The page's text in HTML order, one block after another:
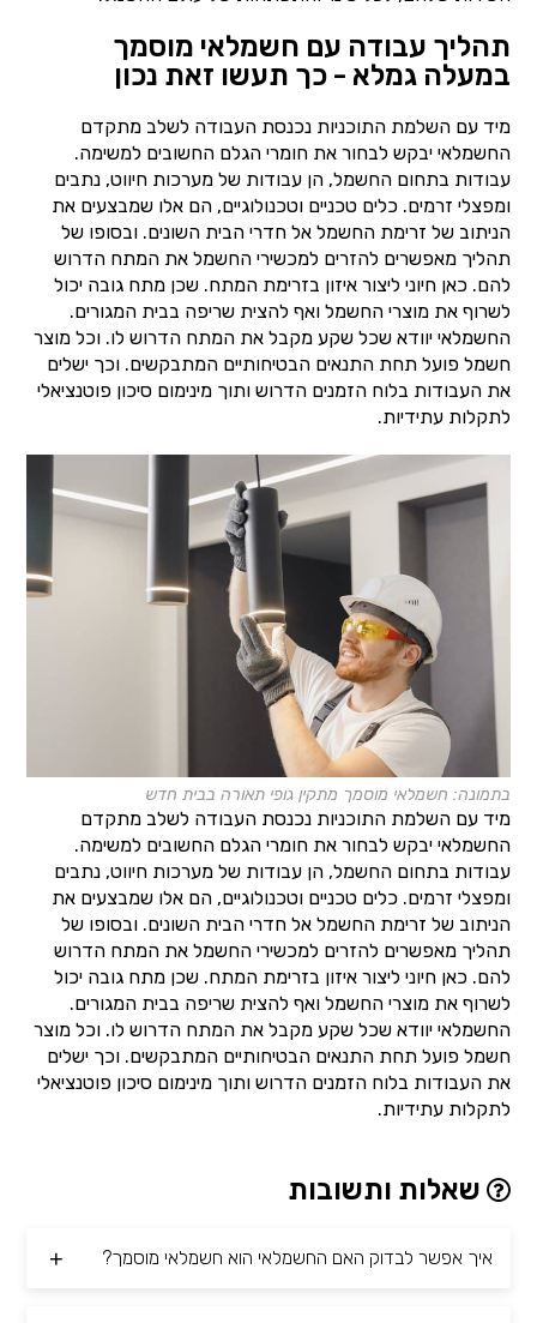
תהליך עבודה עם חשמלאי מוסמך
במעלה גמלא - כך תעשו זאת נכון
מיד עם השלמת התוכניות נכנסת העבודה לשלב מתקדם
החשמלאי יבקש לבחור את חומרי הגלם החשובים למשימה.
עבודות בתחום החשמל, הן עבודות של מערכות חיווט, נתבים
ומפצלי זרמים. כלים טכניים וטכנולוגיים, הם אלו שמבצעים את
הניתוב של זרימת החשמל אל חדרי הבית השונים. ובסופו של
תהליך מאפשרים להזרים למכשירי החשמל את המתח הדרוש
להם. כאן חיוני ליצור איזון בזרימת המתח. שכן מתח גובה יכול
לשרוף את מוצרי החשמל ואף להצית שריפה בבית המגורים.
החשמלאי יוודא שכל שקע מקבל את המתח הדרוש לו. וכל מוצר
חשמל פועל תחת התנאים הבטיחותיים המתבקשים. וכך ישלים
את העבודות בלוח הזמנים הדרוש ותוך מינימום סיכון פוטנציאלי
לתקלות עתידיות.
בתמונה: חשמלאי מוסמך מתקין גופי תאורה בבית חדש
מיד עם השלמת התוכניות נכנסת העבודה לשלב מתקדם
החשמלאי יבקש לבחור את חומרי הגלם החשובים למשימה.
עבודות בתחום החשמל, הן עבודות של מערכות חיווט, נתבים
ומפצלי זרמים. כלים טכניים וטכנולוגיים, הם אלו שמבצעים את
הניתוב של זרימת החשמל אל חדרי הבית השונים. ובסופו של
תהליך מאפשרים להזרים למכשירי החשמל את המתח הדרוש
להם. כאן חיוני ליצור איזון בזרימת המתח. שכן מתח גובה יכול
לשרוף את מוצרי החשמל ואף להצית שריפה בבית המגורים.
החשמלאי יוודא שכל שקע מקבל את המתח הדרוש לו. וכל מוצר
חשמל פועל תחת התנאים הבטיחותיים המתבקשים. וכך ישלים
את העבודות בלוח הזמנים הדרוש ותוך מינימום סיכון פוטנציאלי
לתקלות עתידיות.
שאלות ותשובות
איך אפשר לבדוק האם החשמלאי הוא חשמלאי מוסמך?